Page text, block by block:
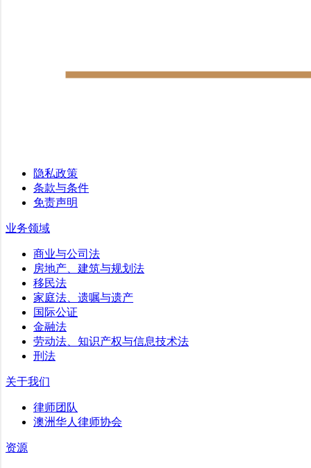
隐私政策
条款与条件
免责声明
业务领域
商业与公司法
房地产、建筑与规划法
移民法
家庭法、遗嘱与遗产
国际公证
金融法
劳动法、知识产权与信息技术法
刑法
关于我们
律师团队
澳洲华人律师协会
资源